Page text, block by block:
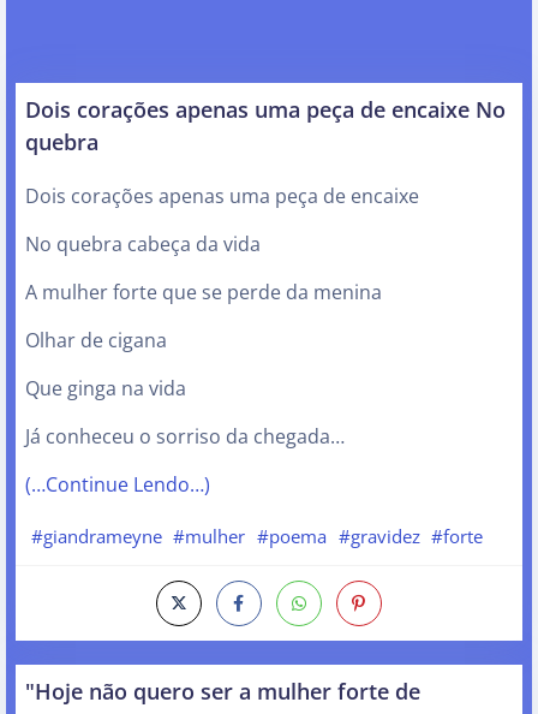
Dois corações apenas uma peça de encaixe No
quebra
Dois corações apenas uma peça de encaixe
No quebra cabeça da vida
A mulher forte que se perde da menina
Olhar de cigana
Que ginga na vida
Já conheceu o sorriso da chegada…
(…Continue Lendo…)
#giandrameyne #mulher #poema #gravidez #forte
"Hoje não quero ser a mulher forte de